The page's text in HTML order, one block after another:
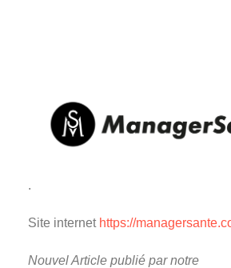
.
Site internet https://
Nouvel Article publié par notre